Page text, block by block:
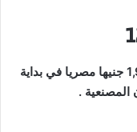
وسجل سعر جرام الذهب عيار 12 ، 1,977.25 جنيها مصريا في بداية
المصنعية .